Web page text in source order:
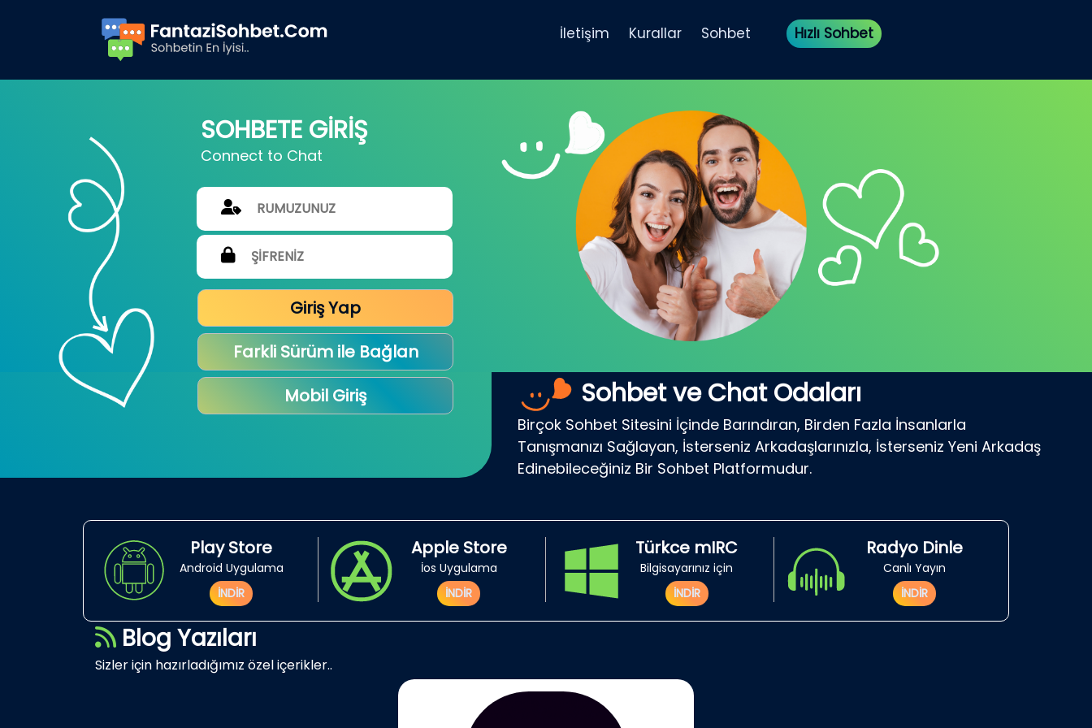
İletişim Kurallar Sohbet Hızlı Sohbet
SOHBETE GİRİŞ
Connect to Chat
Giriş Yap
Farkli Sürüm ile Bağlan
Mobil Giriş
Sohbet ve Chat Odaları
Birçok Sohbet Sitesini İçinde Barındıran, Birden Fazla İnsanlarla
Tanışmanızı Sağlayan, İsterseniz Arkadaşlarınızla, İsterseniz Yeni Arkadaş
Edinebileceğiniz Bir Sohbet Platformudur.
Play Store
Android Uygulama
İNDİR
Apple Store
İos Uygulama
İNDİR
Türkce mIRC
Bilgisayarınız için
İNDİR
Radyo Dinle
Canlı Yayın
İNDİR
Blog Yazıları
Sizler için hazırladığımız özel içerikler..